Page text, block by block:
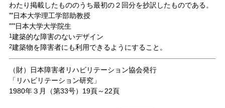
わたり掲載したもののうち最初の２回分を抄訳したものである。
**日本大学理工学部助教授
***日本大学大学院生
1建築的な障害のないデザイン
2建築物を障害者にも利用できるようにすること。
（財）日本障害者リハビリテーション協会発行
「リハビリテーション研究」
1980年３月（第33号）19頁～22頁